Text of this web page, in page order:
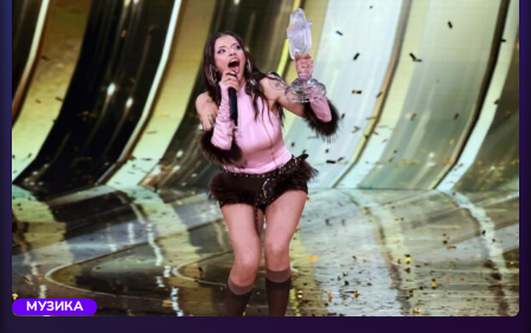
Hobby
Software
Wellness
АвтоКлуб
Балкан
trending_flat
МУЗИКА